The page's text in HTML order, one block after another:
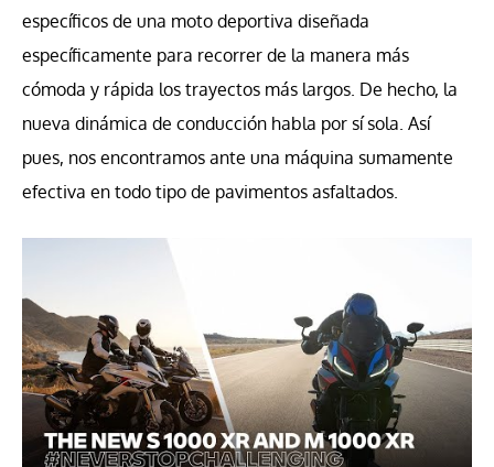
específicos de una moto deportiva diseñada
específicamente para recorrer de la manera más
cómoda y rápida los trayectos más largos. De hecho, la
nueva dinámica de conducción habla por sí sola. Así
pues, nos encontramos ante una máquina sumamente
efectiva en todo tipo de pavimentos asfaltados.